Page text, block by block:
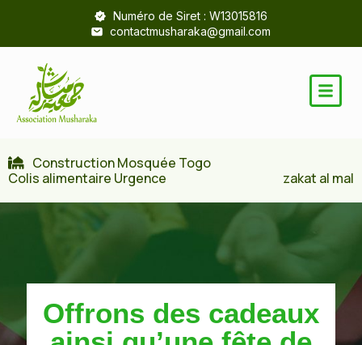
Numéro de Siret : W13015816
contactmusharaka@gmail.com
Construction Mosquée Togo
Colis alimentaire Urgence
zakat al mal
Offrons des cadeaux